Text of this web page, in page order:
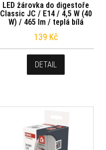
LED žárovka do digestoře
Classic JC / E14 / 4,5 W (40
W) / 465 lm / teplá bílá
139 Kč
DETAIL